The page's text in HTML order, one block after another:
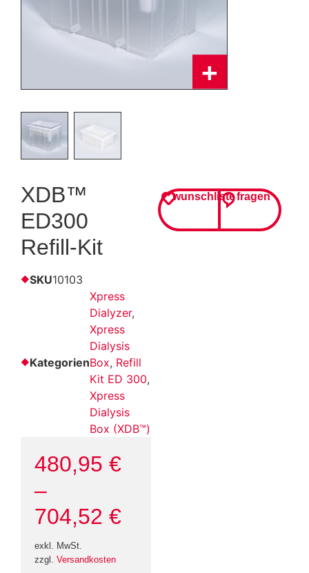
XDB™
ED300
Refill-Kit
SKU10103
Kategorien
Xpress
Dialyzer,
Xpress
Dialysis
Box, Refill
Kit ED 300,
Xpress
Dialysis
Box (XDB™)
480,95 €
–
704,52 €
exkl. MwSt.
zzgl. Versandkosten
wunschlistefragen